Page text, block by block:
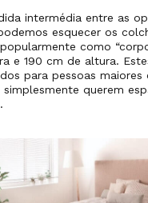
intermédia entre as
esquecer os
como
e 190 cm de altura.
para pessoas maiores
simplesmente querem